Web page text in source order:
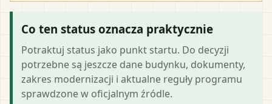
Co ten status oznacza praktycznie
Potraktuj status jako punkt startu. Do decyzji
potrzebne są jeszcze dane budynku, dokumenty,
zakres modernizacji i aktualne reguły programu
sprawdzone w oficjalnym źródle.